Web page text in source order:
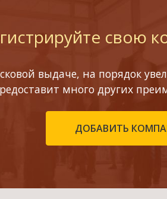
свою
выдаче, на порядок
много других
ДОБАВИТЬ